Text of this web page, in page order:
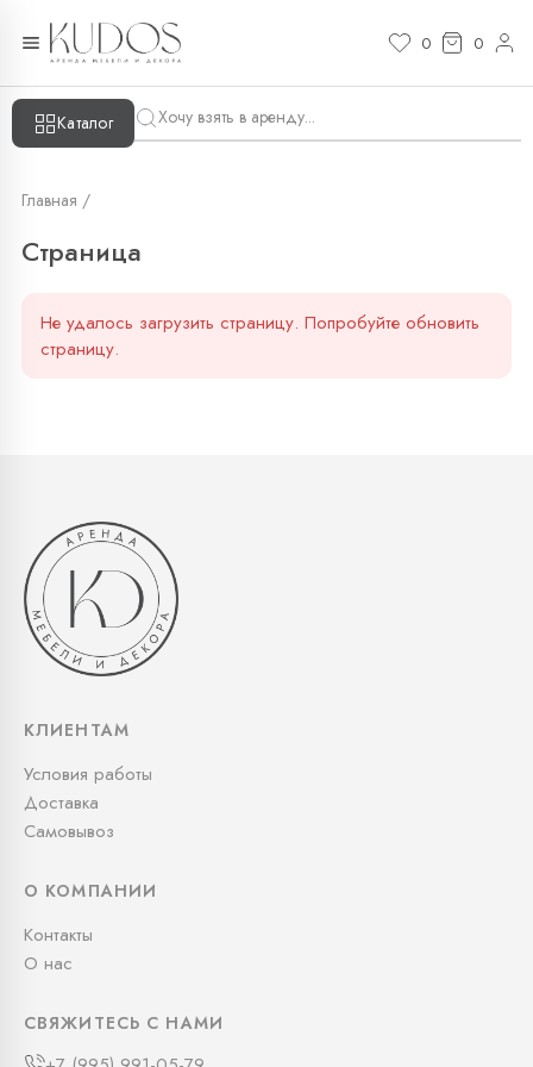
0 0
Каталог
Главная /
Страница
Не удалось загрузить страницу. Попробуйте обновить
страницу.
КЛИЕНТАМ
Условия работы
Доставка
Самовывоз
О КОМПАНИИ
Контакты
О нас
СВЯЖИТЕСЬ С НАМИ